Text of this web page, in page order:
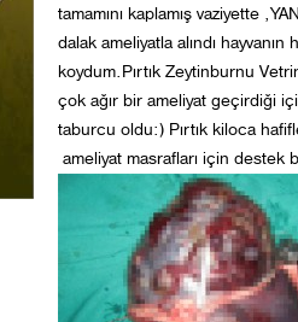
tamamını kaplamış vaziyette
dalak ameliyatla alındı
koydum.Pırtık Zeytinburnu
çok ağır bir ameliyat geçirdiği
taburcu oldu:) Pırtık kiloca
ameliyat masrafları için destek